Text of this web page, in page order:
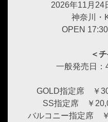
2026年11月24
神奈川・
OPEN
＜
一般発売日：
GOLD指定席 ￥
SS指定席 ￥
バルコニー指定席 ￥